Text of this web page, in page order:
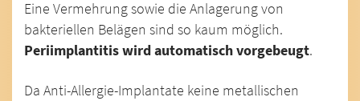
Eine Vermehrung sowie die Anlagerung von
bakteriellen Belägen sind so kaum möglich.
Periimplantitis wird automatisch vorgebeugt.
Da Anti-Allergie-Implantate keine metallischen